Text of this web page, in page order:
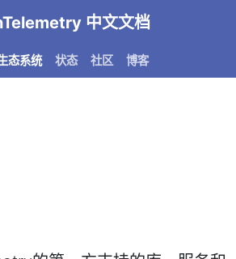
中文文档
态系统 状态 社区 博客